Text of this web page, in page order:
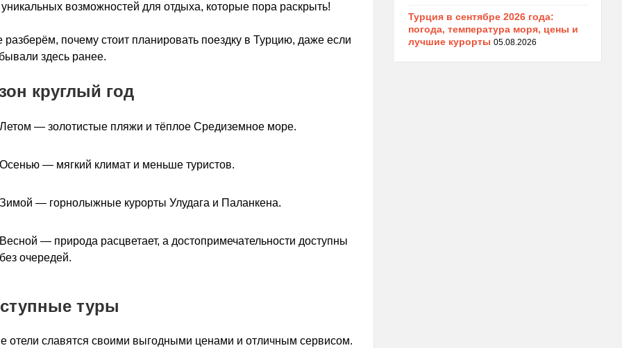
возможностей для отдыха, которые пора раскрыть!
разберём, почему стоит планировать поездку в Турцию, даже если
здесь ранее.
круглый год
— золотистые пляжи и тёплое Средиземное море.
— мягкий климат и меньше туристов.
— горнолыжные курорты Улудага и Паланкена.
— природа расцветает, а достопримечательности доступны
очередей.
туры
отели славятся своими выгодными ценами и отличным сервисом.
Турция в сентябре 2026 года:
погода, температура моря, цены и
лучшие курорты 05.08.2026